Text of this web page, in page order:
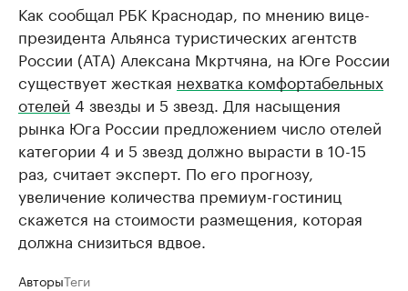
Как сообщал РБК Краснодар, по мнению вице-
президента Альянса туристических агентств
России (АТА) Алексана Мкртчяна, на Юге России
существует жесткая нехватка комфортабельных
отелей 4 звезды и 5 звезд. Для насыщения
рынка Юга России предложением число отелей
категории 4 и 5 звезд должно вырасти в 10-15
раз, считает эксперт. По его прогнозу,
увеличение количества премиум-гостиниц
скажется на стоимости размещения, которая
должна снизиться вдвое.
АвторыТеги